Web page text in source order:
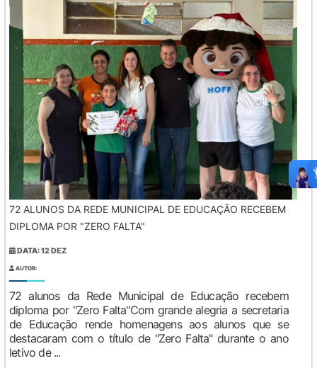
72 ALUNOS DA REDE MUNICIPAL DE EDUCAÇÃO RECEBEM
DIPLOMA POR "ZERO FALTA"
DATA: 12 DEZ
AUTOR:
72 alunos da Rede Municipal de Educação recebem
diploma por "Zero Falta"Com grande alegria a secretaria
de Educação rende homenagens aos alunos que se
destacaram com o título de "Zero Falta" durante o ano
letivo de ...